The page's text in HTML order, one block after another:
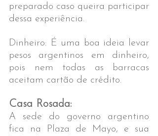
preparado caso queira participar
dessa experiência.
Dinheiro: É uma boa ideia levar
pesos argentinos em dinheiro,
pois nem todas as barracas
aceitam cartão de crédito.​
Casa Rosada:
A sede do governo argentino
fica na Plaza de Mayo, e sua